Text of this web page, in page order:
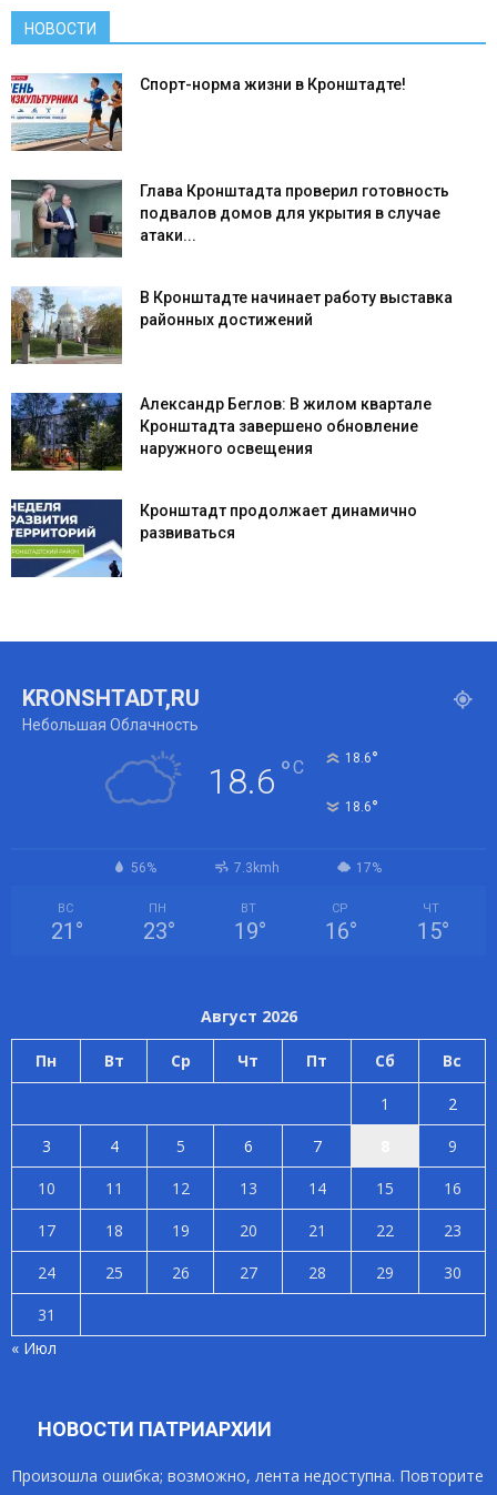
НОВОСТИ
Спорт-норма жизни в Кронштадте!
Глава Кронштадта проверил готовность
подвалов домов для укрытия в случае
атаки...
В Кронштадте начинает работу выставка
районных достижений
Александр Беглов: В жилом квартале
Кронштадта завершено обновление
наружного освещения
Кронштадт продолжает динамично
развиваться
KRONSHTADT,RU
Небольшая Облачность
18.6 °C 18.6°
18.6°
56% 7.3kmh 17%
ВС
21 °
ПН
23°
ВТ
19°
СР
16°
ЧТ
15°
Август 2026
Пн Вт Ср Чт Пт Сб Вс
1
2
3
4 5 6 7
9
10
11 12 13 14 15
16
17
18 19 20 21 22
23
24
25 26 27 28 29
30
31
« Июл
НОВОСТИ ПАТРИАРХИИ
Произошла ошибка; возможно, лента недоступна. Повторите